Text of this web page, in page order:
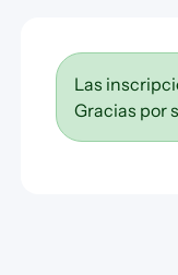
Las
Gracias por